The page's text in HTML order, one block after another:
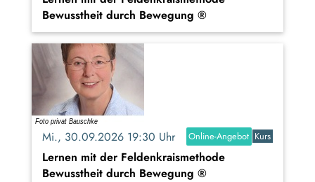
Bewusstheit durch Bewegung ®
Mi., 30.09.2026 19:30 Uhr Online-Angebot Kurs
Lernen mit der Feldenkraismethode
Bewusstheit durch Bewegung ®